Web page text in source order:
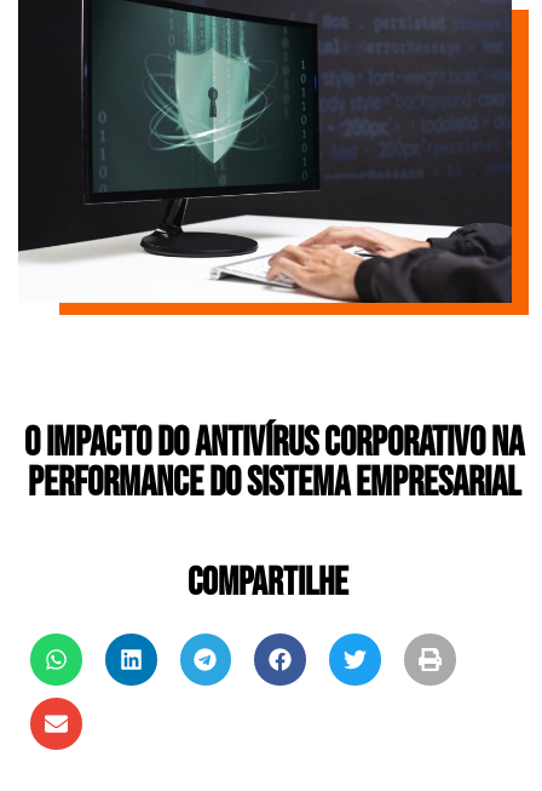
O impacto do Antivírus Corporativo na
performance do sistema empresarial
COMPARTILHE